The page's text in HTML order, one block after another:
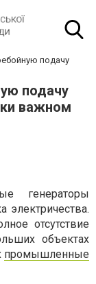
подачу
подачу
важном
генераторы
электричества.
отсутствие
объектах
промышленные